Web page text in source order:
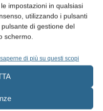
impostazioni in qualsiasi
utilizzando i pulsanti
di gestione del
schermo.
di più su questi scopi
(1064 nm) di
, Marco Meleti e